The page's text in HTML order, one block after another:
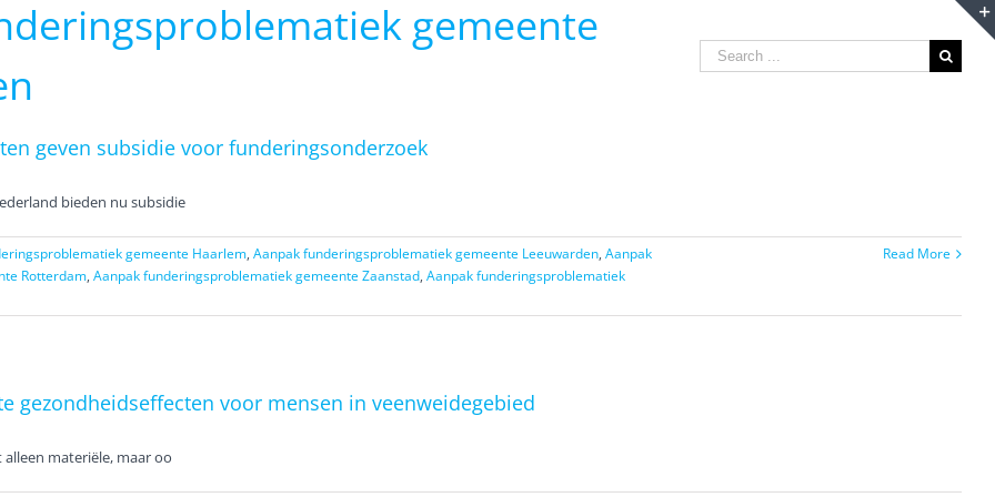
gemeente
Search
for:
geven subsidie voor funderingsonderzoek
bieden nu subsidie
gemeente Haarlem, Aanpak funderingsproblematiek gemeente Leeuwarden, Aanpak
Rotterdam, Aanpak funderingsproblematiek gemeente Zaanstad, Aanpak funderingsproblematiek
Read More
gezondheidseffecten voor mensen in veenweidegebied
alleen materiële, maar oo